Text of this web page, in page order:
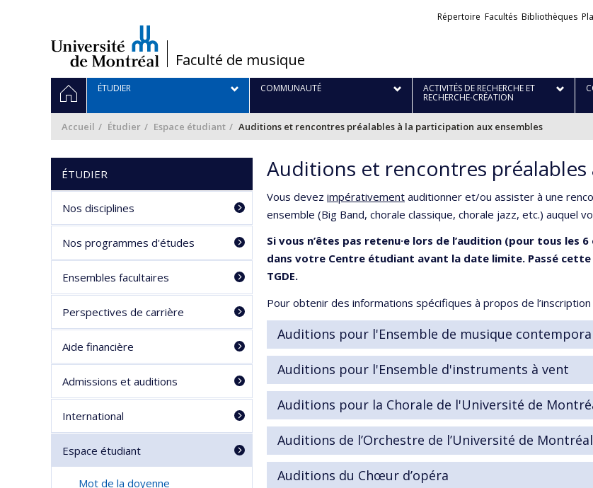
/Faculté de musique
Liens
Répertoire Facultés Bibliothèques
Navigation
principale
ACCUEILÉTUDIER COMMUNAUTÉ ACTIVITÉS DE RECHERCHE ET
RECHERCHE-CRÉATION
Accueil Étudier Espace étudiant Auditions et rencontres préalables à la participation aux ensembles
Auditions et rencontres
Vous devez impérativement auditionner et/ou assister à une
ensemble (Big Band, chorale classique, chorale jazz, etc.) auquel
Si vous n’êtes pas retenu·e lors de l’audition (pour tous les
dans votre Centre étudiant avant la date limite. Passé
TGDE.
Pour obtenir des informations spécifiques à propos de
Auditions pour l'Ensemble de musique
Auditions pour l'Ensemble d'instruments à vent
Auditions pour la Chorale de l'Université de
Auditions de l’Orchestre de l’Université de
Auditions du Chœur d’opéra
ÉTUDIER
Nos disciplines
Nos programmes d'études
Ensembles facultaires
Perspectives de carrière
Aide financière
Admissions et auditions
International
Espace étudiant
Mot de la doyenne